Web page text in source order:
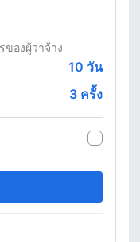
10 วัน
3 ครั้ง